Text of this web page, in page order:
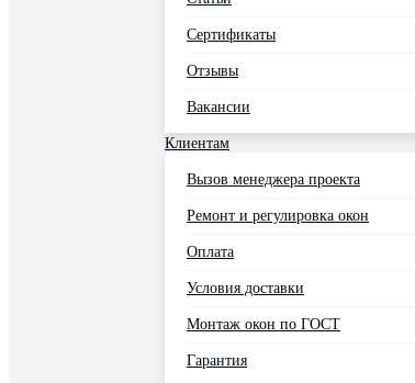
Сертификаты
Отзывы
Вакансии
Клиентам
Вызов менеджера проекта
Ремонт и регулировка окон
Оплата
Условия доставки
Монтаж окон по ГОСТ
Гарантия